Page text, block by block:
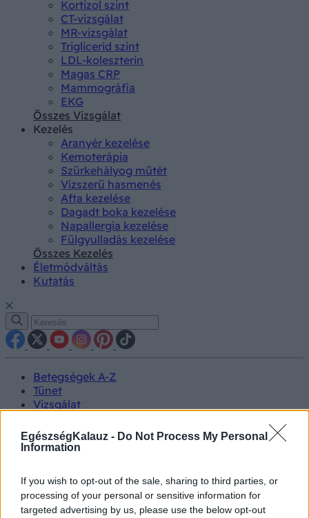
EgészségKalauz - Do Not Process My Personal
Information
If you wish to opt-out of the sale, sharing to third parties, or
processing of your personal or sensitive information for
targeted advertising by us, please use the below opt-out
Kortizol szint
CT-vizsgálat
MR-vizsgálat
Triglicerid szint
LDL-koleszterin
Magas CRP
Mammográfia
EKG
Összes Vizsgálat
Kezelés
Aranyér kezelése
Kemoterápia
Szürkehályog műtét
Vízszerű hasmenés
Afta kezelése
Dagadt boka kezelése
Napallergia kezelése
Fülgyulladás kezelése
Összes Kezelés
Életmódváltás
Kutatás
Betegségek A-Z
Tünet
Vizsgálat
Életmódváltás
Kutatás
Videók
Kisállatok egészsége